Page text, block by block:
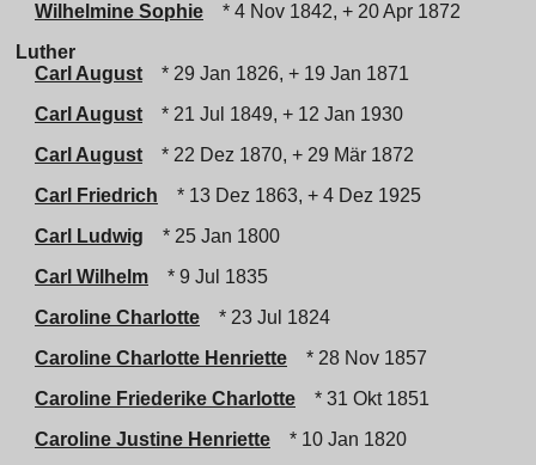
Wilhelmine Sophie
* 4 Nov 1842, + 20 Apr 1872
Luther
Carl August
* 29 Jan 1826, + 19 Jan 1871
Carl August
* 21 Jul 1849, + 12 Jan 1930
Carl August
* 22 Dez 1870, + 29 Mär 1872
Carl Friedrich
* 13 Dez 1863, + 4 Dez 1925
Carl Ludwig
* 25 Jan 1800
Carl Wilhelm
* 9 Jul 1835
Caroline Charlotte
* 23 Jul 1824
Caroline Charlotte Henriette
* 28 Nov 1857
Caroline Friederike Charlotte
* 31 Okt 1851
Caroline Justine Henriette
* 10 Jan 1820